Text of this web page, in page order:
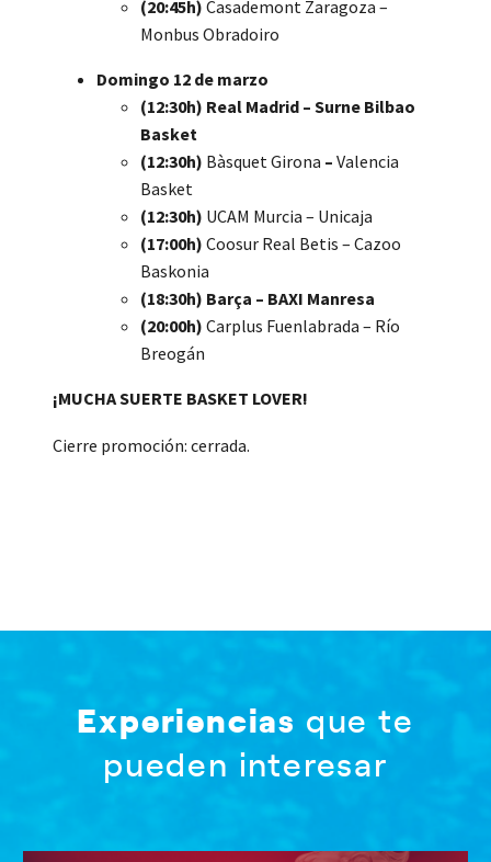
(20:45h) Casademont Zaragoza –
Monbus Obradoiro
Domingo 12 de marzo
(12:30h) Real Madrid – Surne Bilbao
Basket
(12:30h) Bàsquet Girona – Valencia
Basket
(12:30h) UCAM Murcia – Unicaja
(17:00h) Coosur Real Betis – Cazoo
Baskonia
(18:30h) Barça – BAXI Manresa
(20:00h) Carplus Fuenlabrada – Río
Breogán
¡MUCHA SUERTE BASKET LOVER!
Cierre promoción: cerrada.
Experiencias que te
pueden interesar